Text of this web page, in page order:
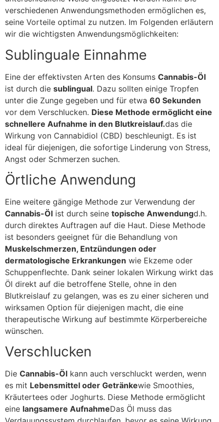
verschiedenen Anwendungsmethoden ermöglichen es,
seine Vorteile optimal zu nutzen. Im Folgenden erläutern
wir die wichtigsten Anwendungsmöglichkeiten:
Sublinguale Einnahme
Eine der effektivsten Arten des Konsums Cannabis-Öl
ist durch die sublingual. Dazu sollten einige Tropfen
unter die Zunge gegeben und für etwa 60 Sekunden
vor dem Verschlucken. Diese Methode ermöglicht eine
schnellere Aufnahme in den Blutkreislauf.das die
Wirkung von Cannabidiol (CBD) beschleunigt. Es ist
ideal für diejenigen, die sofortige Linderung von Stress,
Angst oder Schmerzen suchen.
Örtliche Anwendung
Eine weitere gängige Methode zur Verwendung der
Cannabis-Öl ist durch seine topische Anwendungd.h.
durch direktes Auftragen auf die Haut. Diese Methode
ist besonders geeignet für die Behandlung von
Muskelschmerzen, Entzündungen oder
dermatologische Erkrankungen wie Ekzeme oder
Schuppenflechte. Dank seiner lokalen Wirkung wirkt das
Öl direkt auf die betroffene Stelle, ohne in den
Blutkreislauf zu gelangen, was es zu einer sicheren und
wirksamen Option für diejenigen macht, die eine
therapeutische Wirkung auf bestimmte Körperbereiche
wünschen.
Verschlucken
Die Cannabis-Öl kann auch verschluckt werden, wenn
es mit Lebensmittel oder Getränkewie Smoothies,
Kräutertees oder Joghurts. Diese Methode ermöglicht
eine langsamere AufnahmeDas Öl muss das